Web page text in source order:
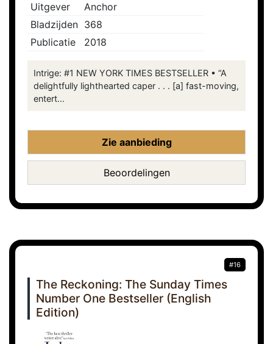
Uitgever
Anchor
Bladzijden 368
Publicatie
2018
Intrige: #1 NEW YORK TIMES BESTSELLER • “A
delightfully lighthearted caper . . . [a] fast-moving,
entert...
Zie aanbieding
Beoordelingen
#16
The Reckoning: The Sunday Times
Number One Bestseller (English
Edition)